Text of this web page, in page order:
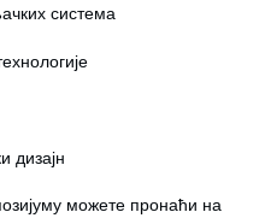
система
дизајн
можете пронаћи на